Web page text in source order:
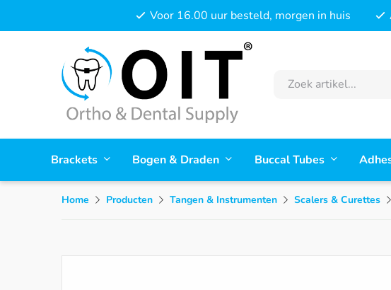
Voor 16.00 uur besteld, morgen in huis
Brackets Bogen & Draden Buccal Tubes
Home Producten Tangen & Instrumenten Scalers & Curettes